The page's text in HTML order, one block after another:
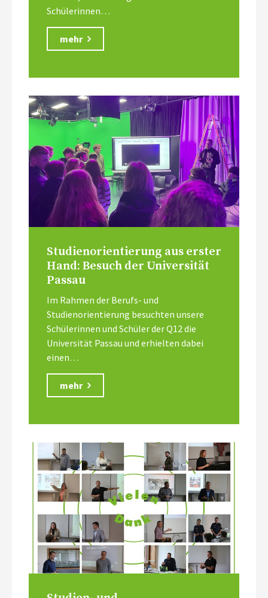
Schülerinnen…
mehr
Studienorientierung aus erster
Hand: Besuch der Universität
Passau
Im Rahmen der Berufs- und
Studienorientierung besuchten unsere
Schülerinnen und Schüler der Q12 die
Universität Passau und erhielten dabei
einen…
mehr